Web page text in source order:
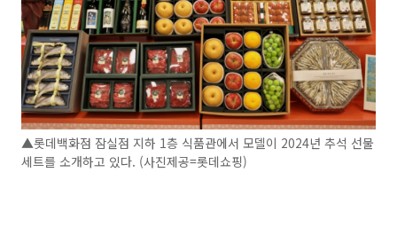
▲롯데백화점 잠실점 지하 1층 식품관에서 모델이 2024년 추석 선물
세트를 소개하고 있다. (사진제공=롯데쇼핑)